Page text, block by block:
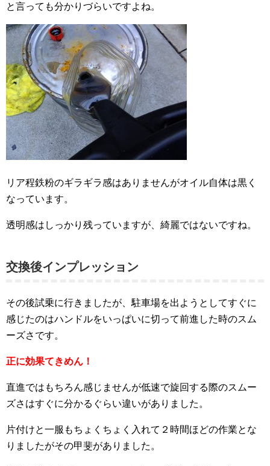
と言っても分かりづらいですよね。
リア程鉄粉のギラギラ感はありませんがオイル自体は黒く
なっています。
透明感はしっかり残っていますが、綺麗ではないですね。
交換後インプレッション
その後試乗に行きましたが、駐車場を出ようとしてすぐに
感じたのはハンドルをいっぱいに切って前進した時のスム
ーズさです。
正に効果てきめん！
直進ではもちろん感じませんが低速で旋回する際のスムー
ズさはすぐに分かるぐらい違いがありました。
片付けと一服もちょくちょく入れて２時間ほどの作業とな
りましたがその甲斐がありました。